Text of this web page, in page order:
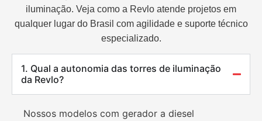
iluminação. Veja como a Revlo atende projetos em
qualquer lugar do Brasil com agilidade e suporte técnico
especializado.
1. Qual a autonomia das torres de iluminação
da Revlo?
Nossos modelos com gerador a diesel